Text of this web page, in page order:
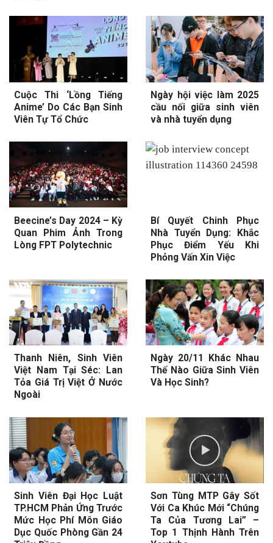
Cuộc Thi ‘Lồng Tiếng
Anime’ Do Các Bạn Sinh
Viên Tự Tổ Chức
Ngày hội việc làm 2025
cầu nối giữa sinh viên
và nhà tuyển dụng
Beecine’s Day 2024 – Kỳ
Quan Phim Ảnh Trong
Lòng FPT Polytechnic
Bí Quyết Chinh Phục
Nhà Tuyển Dụng: Khắc
Phục Điểm Yếu Khi
Phỏng Vấn Xin Việc
Thanh Niên, Sinh Viên
Việt Nam Tại Séc: Lan
Tỏa Giá Trị Việt Ở Nước
Ngoài
Ngày 20/11 Khác Nhau
Thế Nào Giữa Sinh Viên
Và Học Sinh?
Sinh Viên Đại Học Luật
TP.HCM Phản Ứng Trước
Mức Học Phí Môn Giáo
Dục Quốc Phòng Gần 24
Sơn Tùng MTP Gây Sốt
Với Ca Khúc Mới “Chúng
Ta Của Tương Lai” –
Top 1 Thịnh Hành Trên